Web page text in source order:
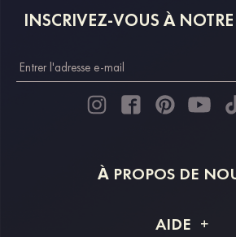
INSCRIVEZ-VOUS À
À PROPOS DE
Livraison
AIDE